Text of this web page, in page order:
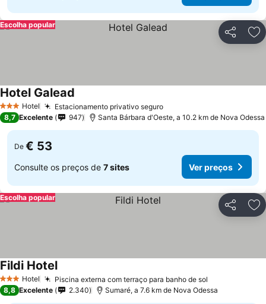
Partilhar
Escolha popular
3 EstrelasHotel Estacionamento privativo seguroVer preços
Hotel Galead
8,7 Excelente 947 Santa Bárbara d'Oeste, a 10.2 km de Nova Odessa
De € 53
Consulte os preços de 7 sites Ver preços
Partilhar
Escolha popular
3 EstrelasHotel Piscina externa com terraço para banho de sol
Fildi HotelVer preços
8,8 Excelente 2.340 Sumaré, a 7.6 km de Nova Odessa